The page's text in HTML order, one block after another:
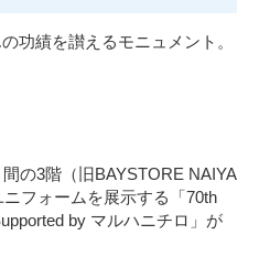
功績を讃えるモニュメント。
の3階（旧BAYSTORE NAIYA
フォームを展示する「70th
by マルハニチロ」が